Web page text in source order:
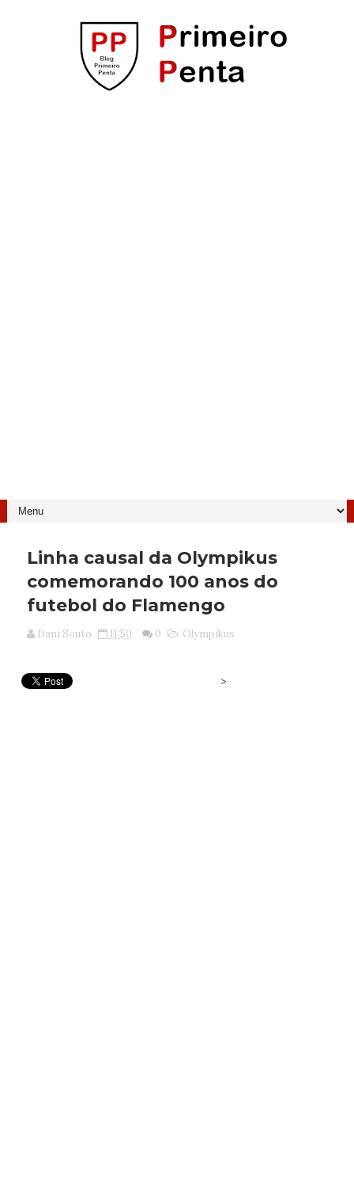
Linha causal da Olympikus
comemorando 100 anos do
futebol do Flamengo
Dani Souto 11:50 0 Olympikus
>